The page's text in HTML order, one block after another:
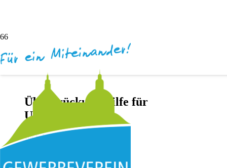
Überbrückungshilfe für
Unternehmen
vor 6 Jahren